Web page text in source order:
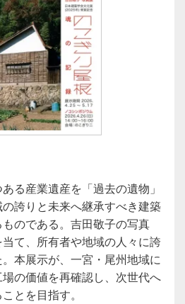
る産業遺産を「過去の遺物」
誇りと未来へ継承すべき建築
のである。吉田敬子の写真
て、所有者や地域の人々に誇
本展示が、一宮・尾州地域に
の価値を再確認し、次世代へ
とを目指す。